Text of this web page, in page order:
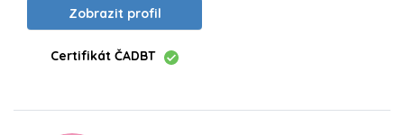
Zobrazit profil
Certifikát ČADBT